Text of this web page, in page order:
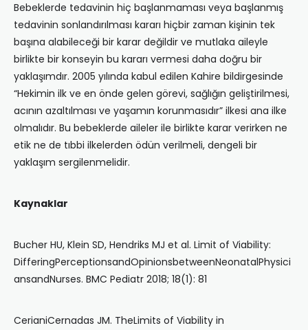
Bebeklerde tedavinin hiç başlanmaması veya başlanmış
tedavinin sonlandırılması kararı hiçbir zaman kişinin tek
başına alabileceği bir karar değildir ve mutlaka aileyle
birlikte bir konseyin bu kararı vermesi daha doğru bir
yaklaşımdır. 2005 yılında kabul edilen Kahire bildirgesinde
“Hekimin ilk ve en önde gelen görevi, sağlığın geliştirilmesi,
acının azaltılması ve yaşamın korunmasıdır” ilkesi ana ilke
olmalıdır. Bu bebeklerde aileler ile birlikte karar verirken ne
etik ne de tıbbi ilkelerden ödün verilmeli, dengeli bir
yaklaşım sergilenmelidir.
Kaynaklar
Bucher HU, Klein SD, Hendriks MJ et al. Limit of Viability:
DifferingPerceptionsandOpinionsbetweenNeonatalPhysici
ansandNurses. BMC Pediatr 2018; 18(1): 81
CerianiCernadas JM. TheLimits of Viability in